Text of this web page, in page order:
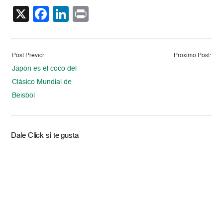
X Facebook
LinkedIn
Post Previo:
Japón es el coco del
Clásico Mundial de
Beisbol
Proximo Post:
Dale Click si te gusta